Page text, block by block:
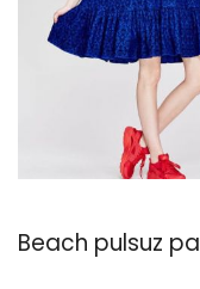
Beach pulsuz